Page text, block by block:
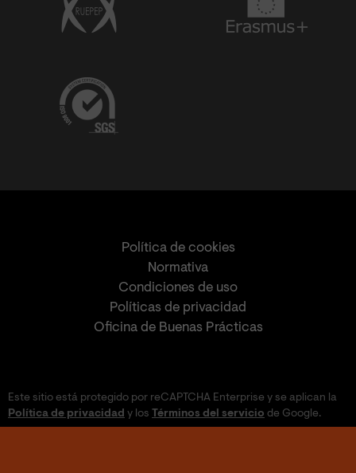
Política de cookies
Normativa
Condiciones de uso
Políticas de privacidad
Oficina de Buenas Prácticas
Este sitio está protegido por reCAPTCHA Enterprise y se aplican la
Política de privacidad y los Términos del servicio de Google.